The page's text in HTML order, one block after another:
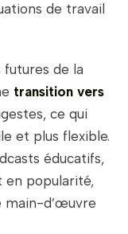
de travail
futures de la
transition vers
ce qui
et plus flexible.
éducatifs,
en popularité,
main-d’œuvre